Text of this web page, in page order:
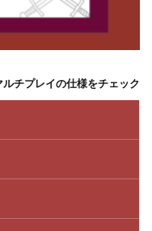
チプレイの仕様をチェック